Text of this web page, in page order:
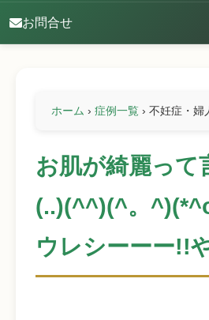
お問合せ
ホーム › 症例一覧 › 不妊症・婦
お肌が綺麗っ
(..)(^^)(^。
ウレシーーー!!